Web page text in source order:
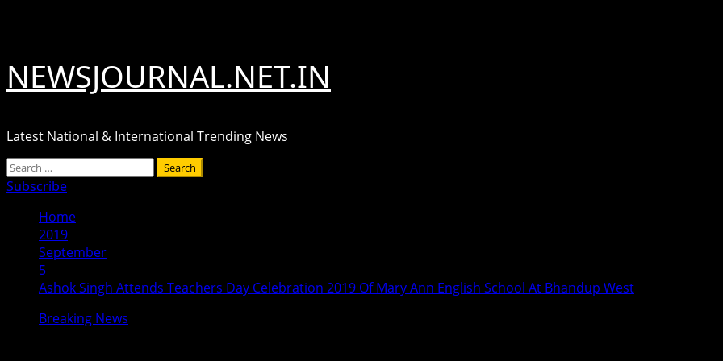
NEWSJOURNAL.NET.IN
Latest National & International Trending News
Primary
Menu
Search
for:
Subscribe
Home
2019
September
5
Ashok Singh Attends Teachers Day Celebration 2019 Of Mary Ann English School At Bhandup West
Breaking News